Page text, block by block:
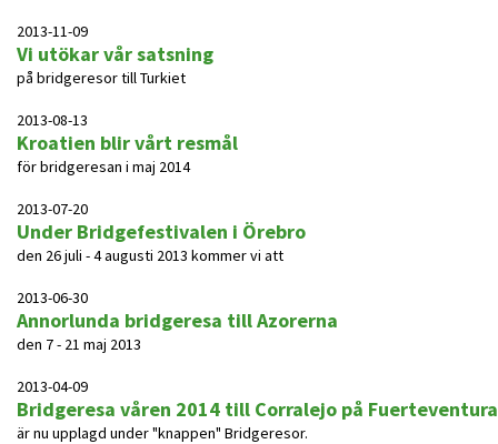
2013-11-09
Vi utökar vår satsning
på bridgeresor till Turkiet
2013-08-13
Kroatien blir vårt resmål
för bridgeresan i maj 2014
2013-07-20
Under Bridgefestivalen i Örebro
den 26 juli - 4 augusti 2013 kommer vi att
2013-06-30
Annorlunda bridgeresa till Azorerna
den 7 - 21 maj 2013
2013-04-09
Bridgeresa våren 2014 till Corralejo på Fuerteventura
är nu upplagd under "knappen" Bridgeresor.